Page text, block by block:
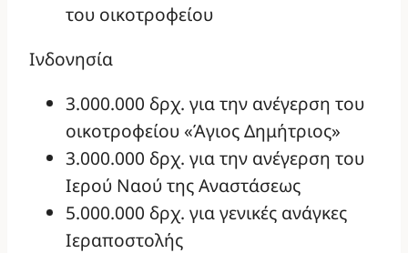
του οικοτροφείου
Ινδονησία
3.000.000 δρχ. για την ανέγερση του
οικοτροφείου «Άγιος Δημήτριος»
3.000.000 δρχ. για την ανέγερση του
Ιερού Ναού της Αναστάσεως
5.000.000 δρχ. για γενικές ανάγκες
Ιεραποστολής